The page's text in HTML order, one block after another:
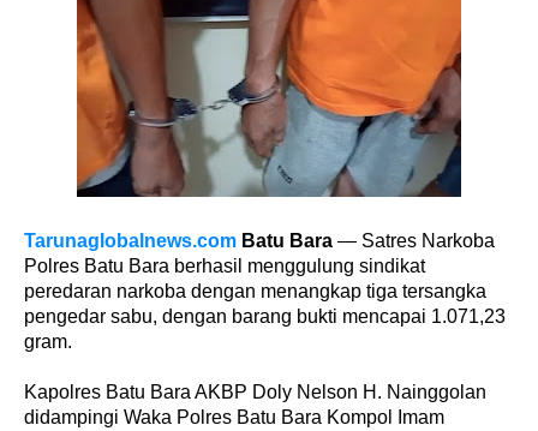
Tarunaglobalnews.com Batu Bara — Satres Narkoba
Polres Batu Bara berhasil menggulung sindikat
peredaran narkoba dengan menangkap tiga tersangka
pengedar sabu, dengan barang bukti mencapai 1.071,23
gram.
Kapolres Batu Bara AKBP Doly Nelson H. Nainggolan
didampingi Waka Polres Batu Bara Kompol Imam